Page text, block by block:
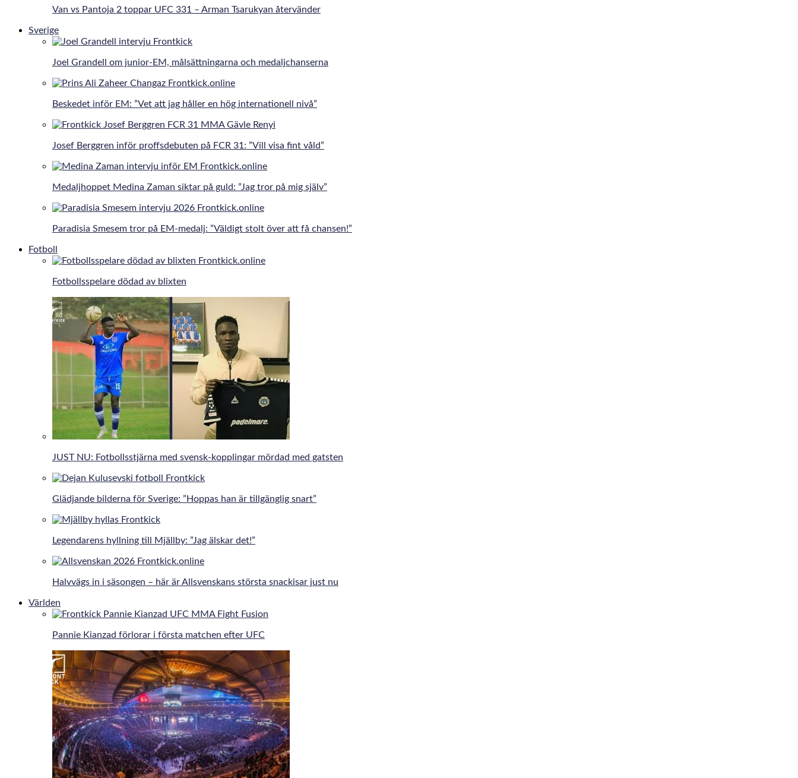
Van vs Pantoja 2 toppar UFC 331 – Arman Tsarukyan återvänder
Sverige
Joel Grandell om junior-EM, målsättningarna och medaljchanserna
Beskedet inför EM: ”Vet att jag håller en hög internationell nivå”
Josef Berggren inför proffsdebuten på FCR 31: ”Vill visa fint våld”
Medaljhoppet Medina Zaman siktar på guld: ”Jag tror på mig själv”
Paradisia Smesem tror på EM-medalj: ”Väldigt stolt över att få chansen!”
Fotboll
Fotbollsspelare dödad av blixten
JUST NU: Fotbollsstjärna med svensk-kopplingar mördad med gatsten
Glädjande bilderna för Sverige: ”Hoppas han är tillgänglig snart”
Legendarens hyllning till Mjällby: ”Jag älskar det!”
Halvvägs in i säsongen – här är Allsvenskans största snackisar just nu
Världen
Pannie Kianzad förlorar i första matchen efter UFC